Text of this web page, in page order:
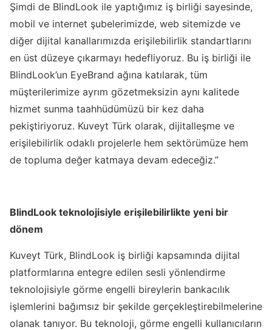
Şimdi de BlindLook ile yaptığımız iş birliği sayesinde,
mobil ve internet şubelerimizde, web sitemizde ve
diğer dijital kanallarımızda erişilebilirlik standartlarını
en üst düzeye çıkarmayı hedefliyoruz. Bu iş birliği ile
BlindLook’un EyeBrand ağına katılarak, tüm
müşterilerimize ayrım gözetmeksizin aynı kalitede
hizmet sunma taahhüdümüzü bir kez daha
pekiştiriyoruz. Kuveyt Türk olarak, dijitalleşme ve
erişilebilirlik odaklı projelerle hem sektörümüze hem
de topluma değer katmaya devam edeceğiz.”
BlindLook teknolojisiyle erişilebilirlikte yeni bir
dönem
Kuveyt Türk, BlindLook iş birliği kapsamında dijital
platformlarına entegre edilen sesli yönlendirme
teknolojisiyle görme engelli bireylerin bankacılık
işlemlerini bağımsız bir şekilde gerçekleştirebilmelerine
olanak tanıyor. Bu teknoloji, görme engelli kullanıcıların